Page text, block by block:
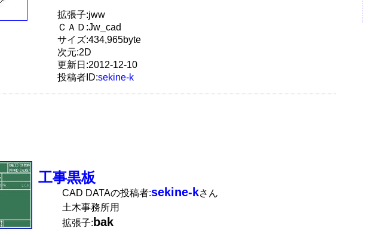
拡張子:jww
ＣＡＤ:Jw_cad
サイズ:434,965byte
次元:2D
更新日:2012-12-10
投稿者ID:sekine-k
工事黒板
CAD DATAの投稿者:sekine-kさん
土木事務所用
拡張子: bak